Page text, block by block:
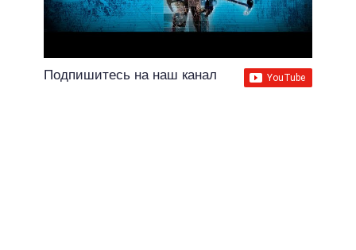
Подпишитесь на наш канал